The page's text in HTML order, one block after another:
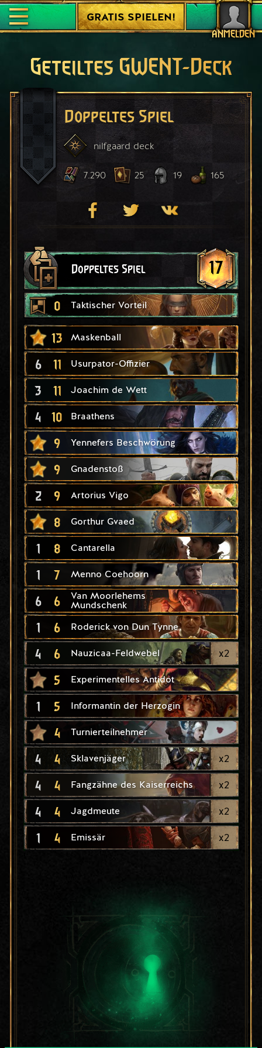
ANMELDEN
GRATIS SPIELEN!
Geteiltes GWENT-Deck
Doppeltes Spiel
nilfgaard deck
7.290 25 19 165
Doppeltes Spiel 17
0 Taktischer Vorteil
13 Maskenball
6 11 Usurpator-Offizier
3 11 Joachim de Wett
4 10 Braathens
9 Yennefers Beschwörung
9 Gnadenstoß
2 9 Artorius Vigo
8 Gorthur Gvaed
1 8 Cantarella
1 7 Menno Coehoorn
6 6
Van Moorlehems
Mundschenk
1 6 Roderick von Dun Tynne
4 6 Nauzicaa-Feldwebel x2
5 Experimentelles Antidot
1 5 Informantin der Herzogin
4 Turnierteilnehmer
4 4 Sklavenjäger x2
4 4 Fangzähne des Kaiserreichs x2
4 4 Jagdmeute x2
1 4 Emissär x2